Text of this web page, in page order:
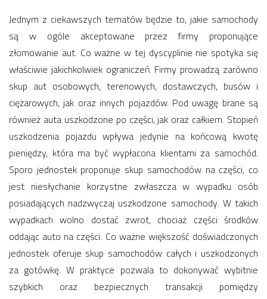
Jednym z ciekawszych tematów będzie to, jakie samochody
są w ogóle akceptowane przez firmy proponujące
złomowanie aut. Co ważne w tej dyscyplinie nie spotyka się
właściwie jakichkolwiek ograniczeń. Firmy prowadzą zarówno
skup aut osobowych, terenowych, dostawczych, busów i
ciężarowych, jak oraz innych pojazdów. Pod uwagę brane są
również auta uszkodzone po części, jak oraz całkiem. Stopień
uszkodzenia pojazdu wpływa jedynie na końcową kwotę
pieniędzy, która ma być wypłacona klientami za samochód.
Sporo jednostek proponuje skup samochodów na części, co
jest niesłychanie korzystne zwłaszcza w wypadku osób
posiadających nadzwyczaj uszkodzone samochody. W takich
wypadkach wolno dostać zwrot, chociaż części środków
oddając auto na części. Co ważne większość doświadczonych
jednostek oferuje skup samochodów całych i uszkodzonych
za gotówkę. W praktyce pozwala to dokonywać wybitnie
szybkich oraz bezpiecznych transakcji pomiędzy